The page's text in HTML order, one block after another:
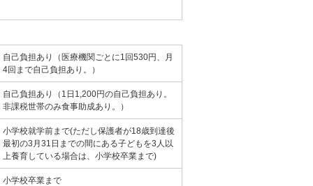
自己負担あり（医療機関ごとに1回530円、月
4回まで自己負担あり。）
自己負担あり（1日1,200円の自己負担あり。
非課税世帯のみ食事助成あり。）
小学校就学前まで(ただし保護者が18歳到達後
最初の3月31日までの間にある子どもを3人以
上養育している場合は、小学校卒業まで)
小学校卒業まで